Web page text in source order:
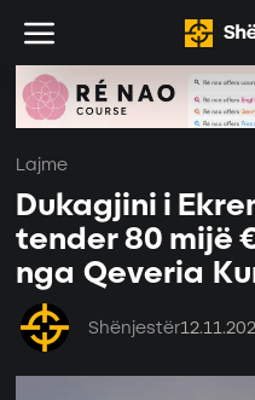
Lajme
Dukagjini i
tender 80 mijë
nga Qeveria
Shënjestër